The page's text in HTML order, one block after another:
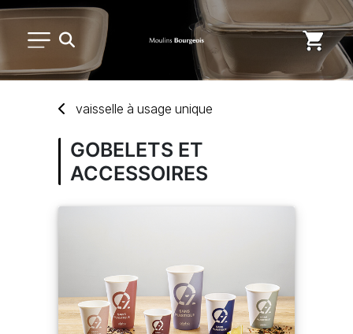
USAGE UNIQUE
DISTRIBUTION DE REPAS
NOUVEAUTÉS
vaisselle à usage unique
GOBELETS ET
ACCESSOIRES